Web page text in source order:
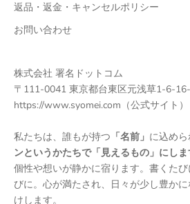
返品・返金・キャンセルポリシー
お問い合わせ
株式会社 署名ドットコム
〒111-0041 東京都台東区元浅草1-6-
https://www.syomei.com （公式サイト）
私たちは、誰もが持つ 「名前」 に込めら
ンというかたちで「見えるもの」にしま
個性や想いが静かに宿ります。書くた
びに。心が満たされ、日々が少し豊か
けします。